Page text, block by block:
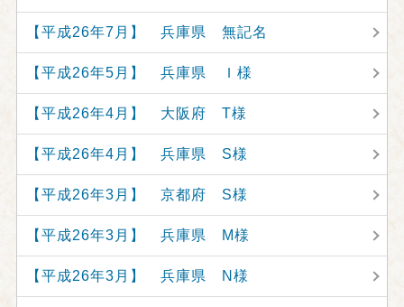
【平成26年7月】 兵庫県 無記名
【平成26年5月】 兵庫県 Ｉ様
【平成26年4月】 大阪府 T様
【平成26年4月】 兵庫県 S様
【平成26年3月】 京都府 S様
【平成26年3月】 兵庫県 M様
【平成26年3月】 兵庫県 N様